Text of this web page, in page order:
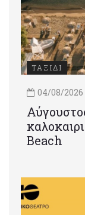
ΤΑΞΙΔΙ
04/08/2026
Beach